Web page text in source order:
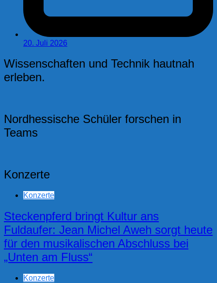
20. Juli 2026
Wissenschaften und Technik hautnah
erleben.
Nordhessische Schüler forschen in
Teams
Konzerte
Konzerte
Steckenpferd bringt Kultur ans
Fuldaufer: Jean Michel Aweh sorgt heute
für den musikalischen Abschluss bei
„Unten am Fluss“
Konzerte